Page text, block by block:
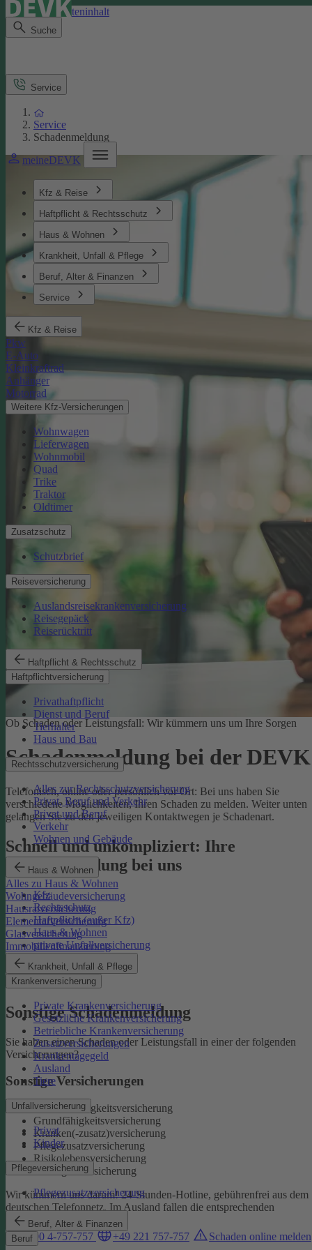
Direkt zum Seiteninhalt
Suche
meineDEVK
Kfz & Reise
Haftpflicht & Rechtsschutz
Haus & Wohnen
Krankheit, Unfall & Pflege
Beruf, Alter & Finanzen
Service
Kfz & Reise
Pkw
E-Auto
Kleinkraftrad
Anhänger
Motorrad
Weitere Kfz-Versicherungen
Wohnwagen
Lieferwagen
Wohnmobil
Quad
Trike
Traktor
Oldtimer
Zusatzschutz
Schutzbrief
Reiseversicherung
Auslandsreisekrankenversicherung
Reisegepäck
Reiserücktritt
Haftpflicht & Rechtsschutz
Haftpflichtversicherung
Privathaftpflicht
Dienst und Beruf
Tierhalter
Haus und Bau
Rechtsschutzversicherung
Alles zur Rechtsschutzversicherung
Privat, Beruf und Verkehr
Privat und Beruf
Verkehr
Wohnen und Gebäude
Haus & Wohnen
Alles zu Haus & Wohnen
Wohngebäudeversicherung
Hausratversicherung
Elementarversicherung
Glasversicherung
Immobilienfinanzierung
Krankheit, Unfall & Pflege
Krankenversicherung
Private Krankenversicherung
Gesetzliche Krankenversicherung
Betriebliche Krankenversicherung
Zusatzversicherungen
Krankentagegeld
Ausland
Tiere
Unfallversicherung
Privat
Kinder
Pflegeversicherung
Pflegezusatzversicherung
Beruf, Alter & Finanzen
Beruf
Service
Service
Schadenmeldung
Ob Schaden oder Leistungsfall: Wir kümmern uns um Ihre Sorgen
Schadenmeldung bei der DEVK
Telefonisch, online oder persönlich vor Ort: Bei uns haben Sie
verschiedene Möglichkeiten, Ihren Schaden zu melden. Weiter unten
gelangen Sie zu den jeweiligen Kontaktwegen je Schadenart.
Schnell und unkompliziert: Ihre
Schadenmeldung bei uns
Kfz
Rechtsschutz
Haftpflicht (außer Kfz)
Haus & Wohnen
private Unfallversicherung
Auslandskrankenschutz
Reiserücktritt
Reisegepäck
Sonstige Schadenmeldung
Sie haben einen Schaden oder Leistungsfall in einer der folgenden
Versicherungen?
Sonstige Versicherungen
Berufsunfähigkeitsversicherung
Grundfähigkeitsversicherung
Kranken(-zusatz)versicherung
Pflegezusatzversicherung
Risikolebensversicherung
Sterbegeldversicherung
Wir kümmern uns darum!24-Stunden-Hotline, gebührenfrei aus dem
deutschen Telefonnetz. Im Ausland fallen die entsprechenden
Landesgebühren an:
0800 4-757-757
+49 221 757-757 Schaden online melden